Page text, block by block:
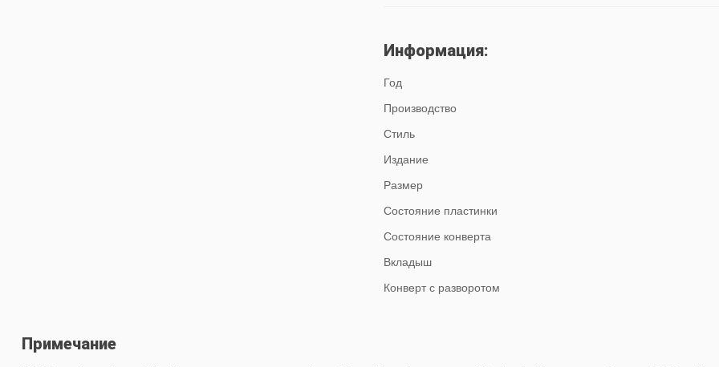
Информация:
Год
Производство
Стиль
Издание
Размер
Состояние пластинки
Состояние конверта
Вкладыш
Конверт с разворотом
Примечание